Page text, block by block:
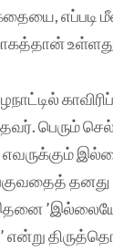
எப்படி
பெரும்
எவருக்கும்
என்று